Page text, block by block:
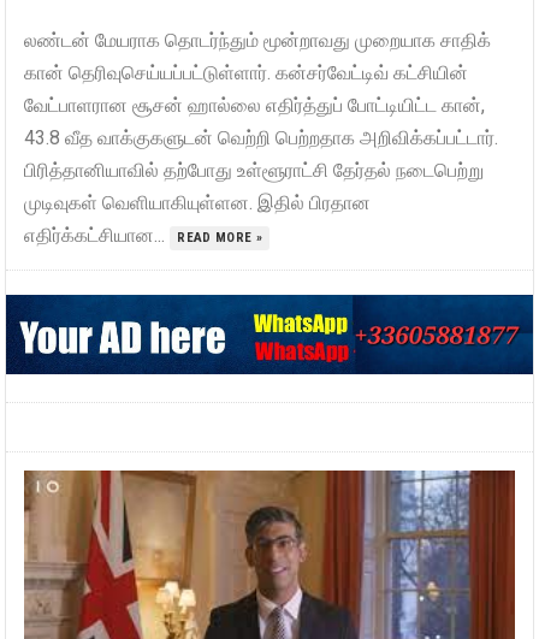
லண்டன் மேயராக தொடர்ந்தும் மூன்றாவது முறையாக சாதிக்
கான் தெரிவுசெய்யப்பட்டுள்ளார். கன்சர்வேட்டிவ் கட்சியின்
வேட்பாளரான சூசன் ஹால்லை எதிர்த்துப் போட்டியிட்ட கான்,
43.8 வீத வாக்குகளுடன் வெற்றி பெற்றதாக அறிவிக்கப்பட்டார்.
பிரித்தானியாவில் தற்போது உள்ளூராட்சி தேர்தல் நடைபெற்று
முடிவுகள் வெளியாகியுள்ளன. இதில் பிரதான
எதிர்க்கட்சியான...
READ MORE »